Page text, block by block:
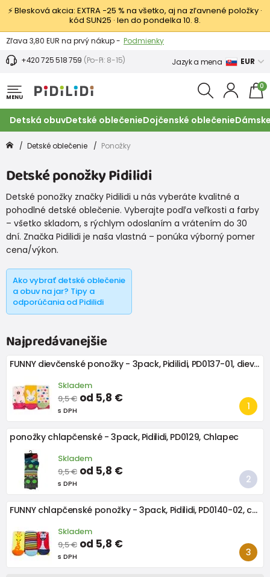
⚡ Blesková akcia: EXTRA −25 % na všetko, aj na zľavnené položky ·
kód SUN25 · len do pondelka 10. 8.
Výmena a vrátenie tovaru - Zobraziť
Zľava 3,80 EUR na prvý nákup - Podmienky
+420 725 518 759 (Po-Pi: 8-15) Jazyk a mena EUR
MENU
0
Detská obuvDetské oblečenieDojčenské oblečenie
Detské oblečenie Ponožky
Detské ponožky Pidilidi
Detské ponožky značky Pidilidi u nás vyberáte kvalitné a
pohodlné detské oblečenie. Vyberajte podľa veľkosti a farby
– všetko skladom, s rýchlym odoslaním a vrátením do 30
dní. Značka Pidilidi je naša vlastná – ponúka výborný pomer
cena/výkon.
Ako vybrať detské oblečenie
a obuv na jar? Tipy a
odporúčania od Pidilidi
Najpredávanejšie
FUNNY dievčenské ponožky - 3pack, Pidilidi, PD0137-01, dievča
Skladem
9,5 € od 5,8 €
s DPH
ponožky chlapčenské - 3pack, Pidilidi, PD0129, Chlapec
Skladem
9,5 € od 5,8 €
s DPH
FUNNY chlapčenské ponožky - 3pack, Pidilidi, PD0140-02, chlapec
Skladem
9,5 € od 5,8 €
s DPH